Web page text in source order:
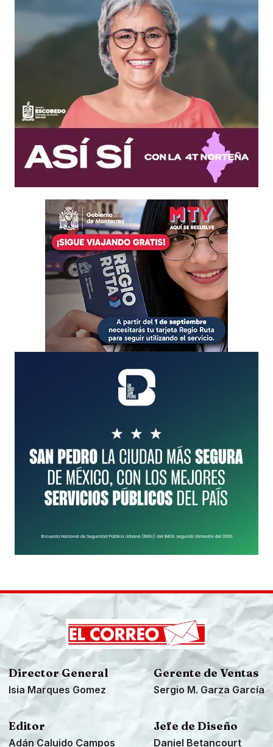
Director General
Isia Marques Gomez
Gerente de Ventas
Sergio M. Garza García
Editor
Adán Caluido Campos
Jefe de Diseño
Daniel Betancourt